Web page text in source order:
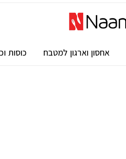
אחסון וארגון למטבח כוסות